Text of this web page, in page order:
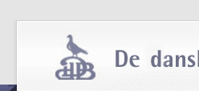
Hovedmenu